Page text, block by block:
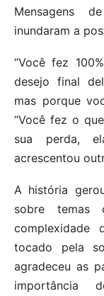
Mensagens
inundaram a
“Você fez
desejo final
mas porque
“Você fez o
sua perda,
acrescentou
A história
sobre temas
complexidade
tocado pela
agradeceu as
importância